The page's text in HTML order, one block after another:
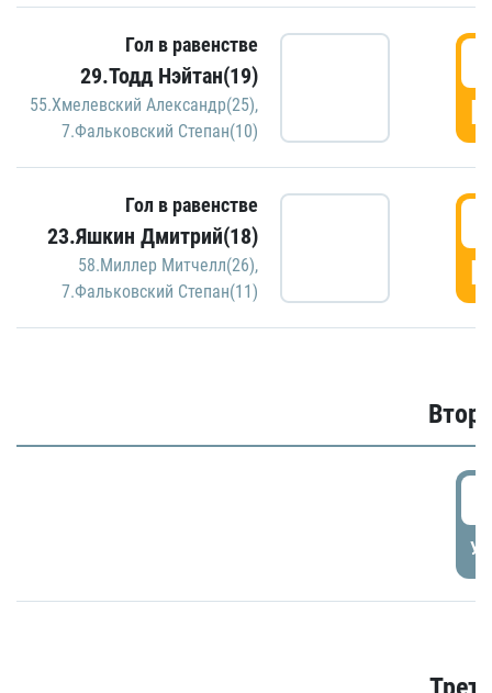
Гол в равенстве
29.Тодд Нэйтан(19)
55.Хмелевский Александр(25),
7.Фальковский Степан(10)
Гол в равенстве
23.Яшкин Дмитрий(18)
58.Миллер Митчелл(26),
7.Фальковский Степан(11)